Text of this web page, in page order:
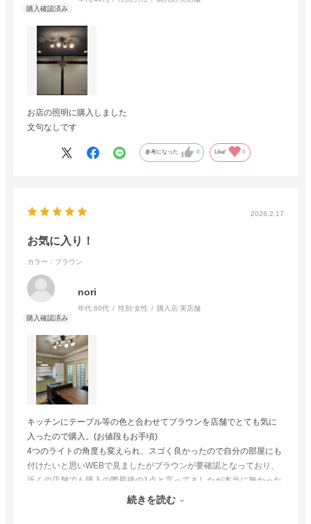
お店の照明に購入しました
文句なしです
参考になった 0 Like! 0
2026.2.17
お気に入り！
カラー：ブラウン
nori
年代:60代 性別:女性 購入店:実店舗
キッチンにテーブル等の色と合わせてブラウンを店舗でとても気に
入ったので購入。(お値段もお手頃)
4つのライトの角度も変えられ、スゴく良かったので自分の部屋にも
付けたいと思いWEBで見ましたがブラウンが要確認となっており、
近くの店舗でも購入の際最後の1点と言ってましたが本当に無かった
続きを読む